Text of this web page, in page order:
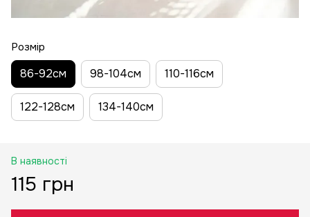
Розмір
86-92см 98-104см 110-116см
122-128см 134-140см
В наявності
115 грн